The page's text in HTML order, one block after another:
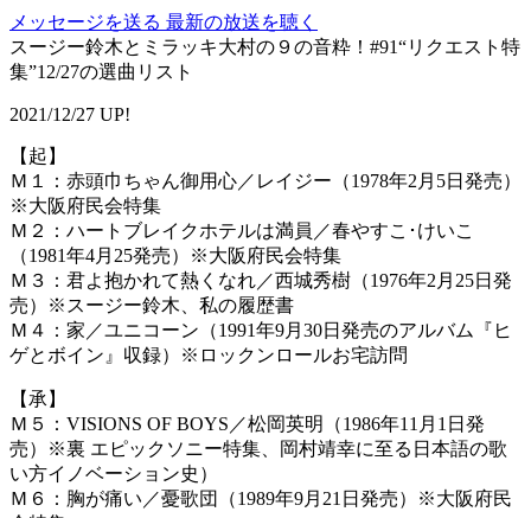
メッセージを送る 最新の放送を聴く
スージー鈴木とミラッキ大村の９の音粋！#91“リクエスト特
集”12/27の選曲リスト
2021/12/27 UP!
【起】
Ｍ１：赤頭巾ちゃん御用心／レイジー（1978年2月5日発売）
※大阪府民会特集
Ｍ２：ハートブレイクホテルは満員／春やすこ･けいこ
（1981年4月25発売）※大阪府民会特集
Ｍ３：君よ抱かれて熱くなれ／西城秀樹（1976年2月25日発
売）※スージー鈴木、私の履歴書
Ｍ４：家／ユニコーン（1991年9月30日発売のアルバム『ヒ
ゲとボイン』収録）※ロックンロールお宅訪問
【承】
Ｍ５：VISIONS OF BOYS／松岡英明（1986年11月1日発
売）※裏 エピックソニー特集、岡村靖幸に至る日本語の歌
い方イノベーション史）
Ｍ６：胸が痛い／憂歌団（1989年9月21日発売）※大阪府民